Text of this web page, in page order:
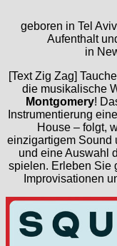
geboren in Tel
Aufenthalt
in
[Text Zig Zag]
die musikalische
Montgomery!
Instrumentierung
House – folgt,
einzigartigem Sound
und eine Auswahl
spielen. Erleben Sie
Improvisationen